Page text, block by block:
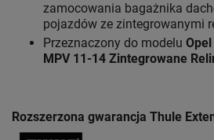
zamocowania bagażnika
pojazdów ze zintegrowanymi
Przeznaczony do modelu
MPV 11-14 Zintegrowane
Rozszerzona gwarancja Thule